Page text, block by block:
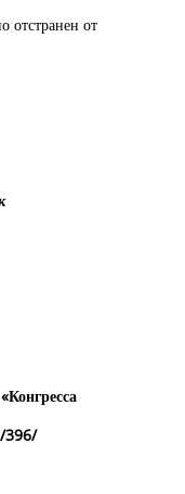
отстранен от
396/